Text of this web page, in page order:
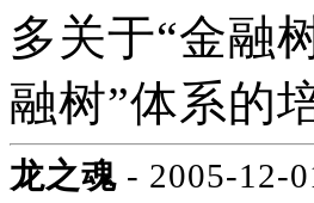
多关于“金融
融树”体系的
龙之魂 - 2005-12-